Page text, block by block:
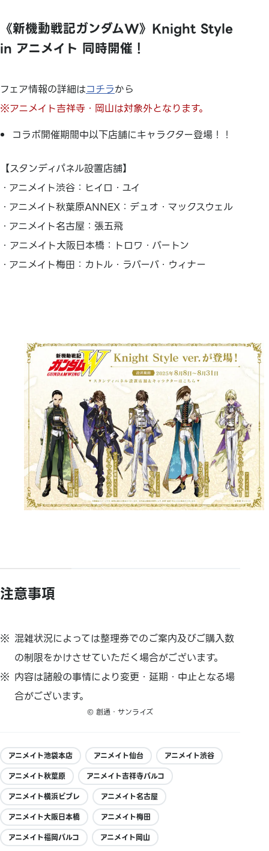
《新機動戦記ガンダムW》Knight Style
in アニメイト 同時開催！
フェア情報の詳細はコチラから
※アニメイト吉祥寺・岡山は対象外となります。
コラボ開催期間中以下店舗にキャラクター登場！！
【スタンディパネル設置店舗】
・アニメイト渋谷：ヒイロ・ユイ
・アニメイト秋葉原ANNEX：デュオ・マックスウェル
・アニメイト名古屋：張五飛
・アニメイト大阪日本橋：トロワ・バートン
・アニメイト梅田：カトル・ラバーバ・ウィナー
注意事項
混雑状況によっては整理券でのご案内及びご購入数
の制限をかけさせていただく場合がございます。
内容は諸般の事情により変更・延期・中止となる場
合がございます。
© 創通・サンライズ
アニメイト池袋本店 アニメイト仙台
アニメイト渋谷
アニメイト秋葉原
アニメイト吉祥寺パルコ
アニメイト横浜ビブレ
アニメイト名古屋
アニメイト大阪日本橋
アニメイト梅田
アニメイト福岡パルコ
アニメイト岡山